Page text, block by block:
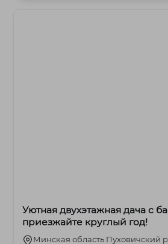
Уютная двухэтажная дача с
приезжайте круглый год!
Минская область Пуховичский